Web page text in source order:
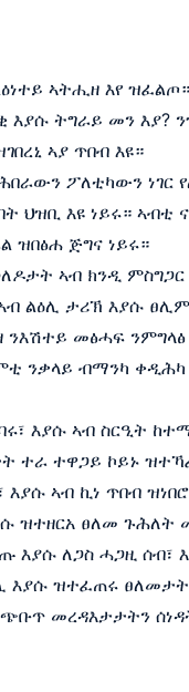
ኣትሒዘ እየ
እያሱ ትግራይ መን እያ?
ኣያ ጥበብ እዩ።
ፖለቲካውን ነገር
ህዝቢ እዩ ነይሩ።
ዝበፅሐ ጅግና ነይሩ።
ኣብ ክንዲ
ልዕሊ ታሪኽ እያሱ
ንእሽተይ መፅሓፍ
ንቃላይ ብማንካ ቀዲሕካ
እያሱ ኣብ ስርዒት
ተራ ተዋጋይ ኮይኑ
ኣብ ኪነ ጥበብ
ፀለመ ጉሕለት
እያሱ ለጋስ ሓጋዚ
ዝተፈጠሩ
መረዳእታታትን